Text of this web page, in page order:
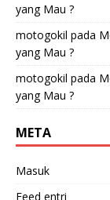
yang Mau ?
motogokil pada
yang Mau ?
motogokil pada
yang Mau ?
META
Masuk
Feed entri